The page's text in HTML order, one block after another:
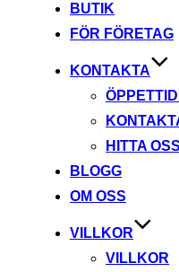
BUTIK
FÖR FÖRETAG
KONTAKTA
HITTA OSS
BLOGG
OM OSS
VILLKOR
VILLKOR